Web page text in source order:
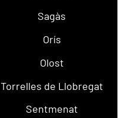
Sagàs
Orís
Olost
Torrelles de Llobregat
Sentmenat